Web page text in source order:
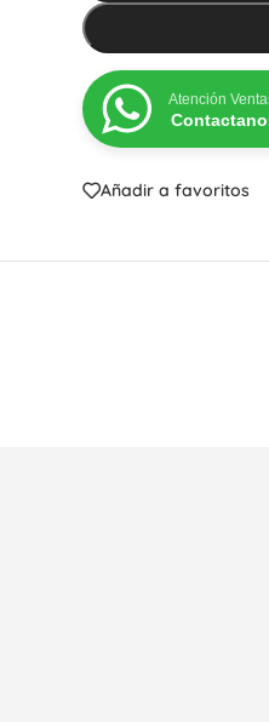
Atención
Añadir a favoritos